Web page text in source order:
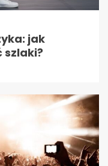
jak
szlaki?